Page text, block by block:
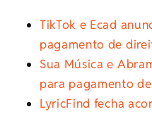
TikTok e Ecad
pagamento de
Sua Música e
para pagamento
LyricFind fecha